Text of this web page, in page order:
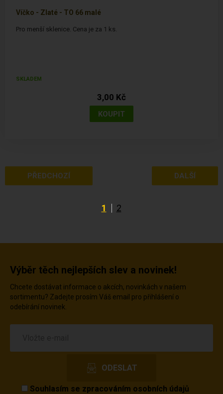
Víčko - Zlaté - TO 66 malé
Pro menší sklenice. Cena je za 1 ks.
SKLADEM
3,00 Kč
PŘEDCHOZÍ
1 2
DALŠÍ
Výběr těch nejlepších slev a novinek!
Chcete dostávat informace o akcích, novinkách v našem
sortimentu? Zadejte prosím Váš email pro přihlášení o
odebírání novinek.
Souhlasím se zpracováním osobních údajů